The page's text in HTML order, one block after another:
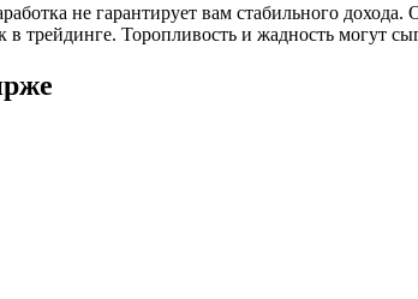
не гарантирует вам стабильного
трейдинге. Торопливость и жадность могут